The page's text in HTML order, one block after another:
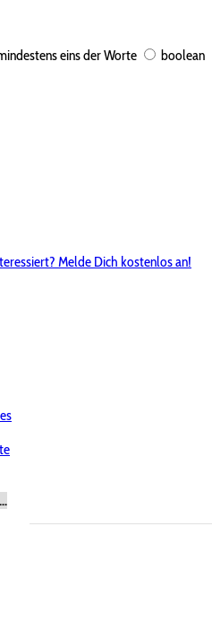
eins der Worte boolean
Melde Dich kostenlos an!
...